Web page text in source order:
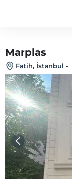
Marplas
Fatih, İstanbul -